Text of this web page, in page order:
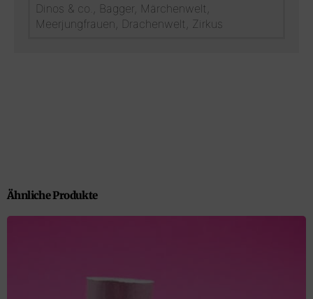
Dinos & co., Bagger, Märchenwelt,
Meerjungfrauen, Drachenwelt, Zirkus
Ähnliche Produkte